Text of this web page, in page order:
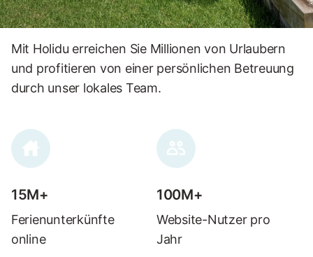
Mit Holidu erreichen Sie Millionen von Urlaubern
und profitieren von einer persönlichen Betreuung
durch unser lokales Team.
15M+
Ferienunterkünfte
online
100M+
Website-Nutzer pro
Jahr